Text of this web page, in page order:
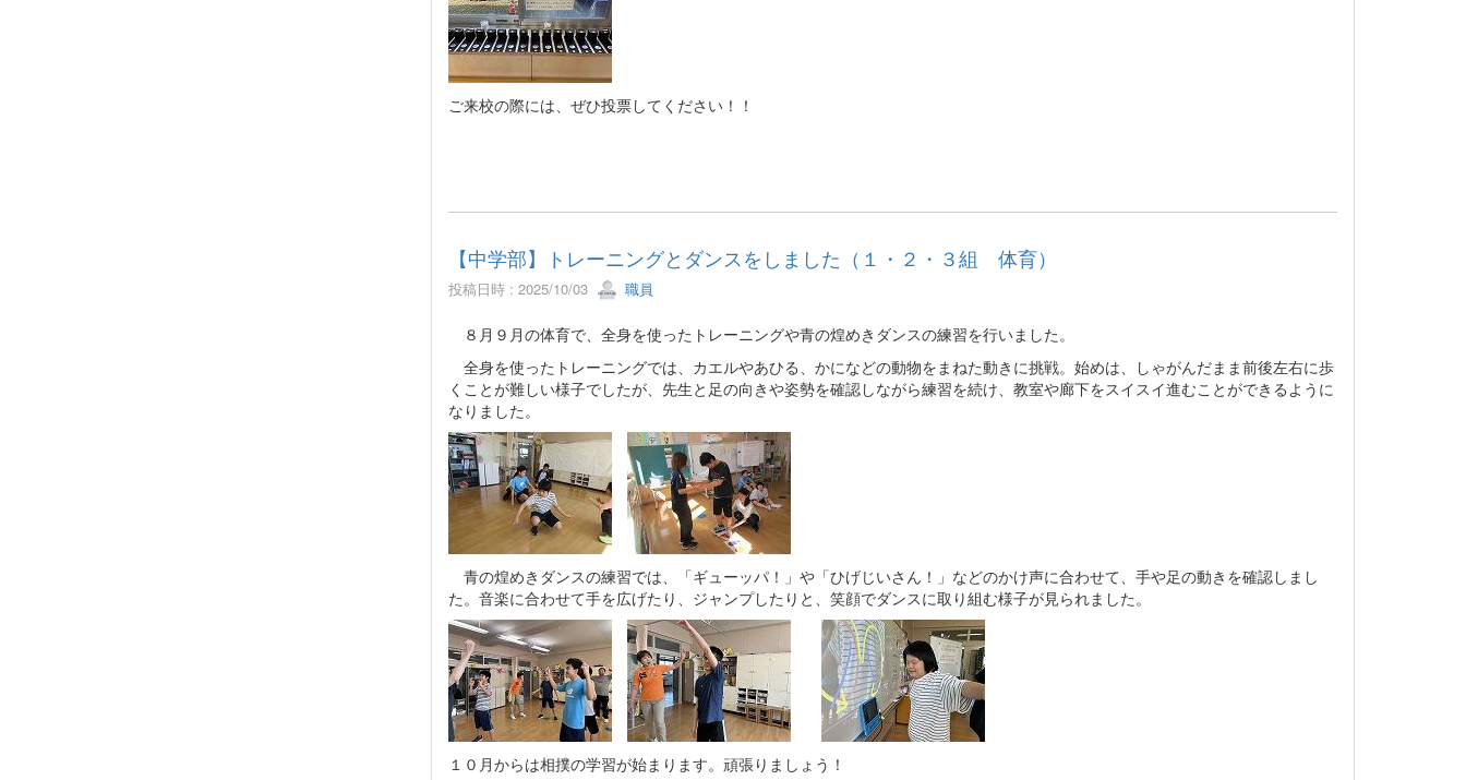
ご来校の際には、ぜひ投票してください！！
【中学部】トレーニングとダンスをしました（１・２・３組 体育）
投稿日時 : 2025/10/03 職員
８月９月の体育で、全身を使ったトレーニングや青の煌めきダンスの練習を行いました。
全身を使ったトレーニングでは、カエルやあひる、かになどの動物をまねた動きに挑戦。始めは、しゃがんだまま前後左右に歩
くことが難しい様子でしたが、先生と足の向きや姿勢を確認しながら練習を続け、教室や廊下をスイスイ進むことができるように
なりました。
青の煌めきダンスの練習では、「ギューッパ！」や「ひげじいさん！」などのかけ声に合わせて、手や足の動きを確認しまし
た。音楽に合わせて手を広げたり、ジャンプしたりと、笑顔でダンスに取り組む様子が見られました。
１０月からは相撲の学習が始まります。頑張りましょう！